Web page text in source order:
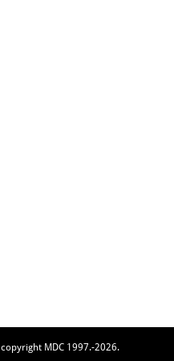
copyright MDC 1997.-2026.